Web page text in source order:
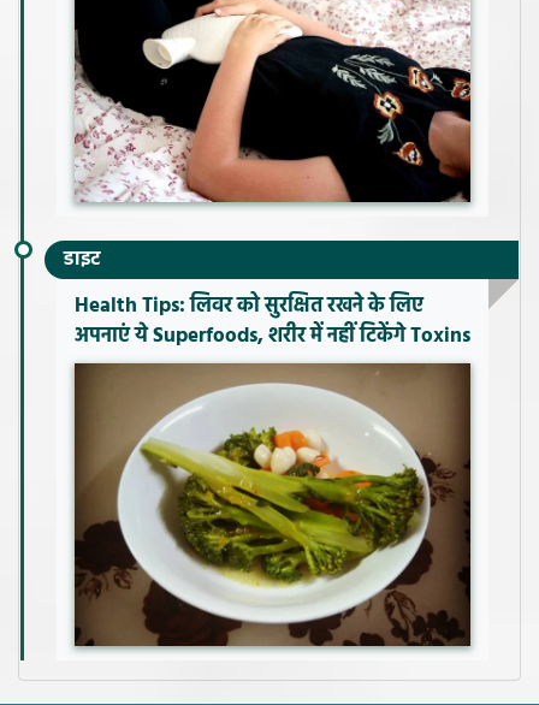
डाइट
Health Tips: लिवर को सुरक्षित रखने के लिए
अपनाएं ये Superfoods, शरीर में नहीं टिकेंगे Toxins